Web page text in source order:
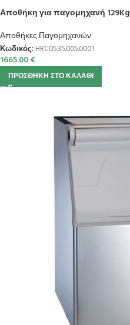
Αποθήκη για παγομηχανή 129Kg
Αποθήκες Παγομηχανών
Κωδικός: HRC05.35.005.0001
1665.00€
ΠΡΟΣΘΉΚΗ ΣΤΟ ΚΑΛΆΘΙ